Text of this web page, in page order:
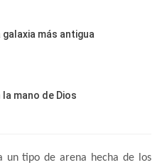
más antigua
mano de Dios
un tipo de arena hecha de los